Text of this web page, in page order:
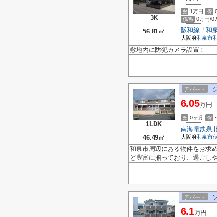
3K
56.81㎡
敷 1万円 保
償/敷 0万円/0
阪和線 「 和
大阪府和泉市
敷地内に防犯カメラ設置！
1LDK
46.49㎡
アパート
6.05万円
敷 0ヶ月 保 -
南海電鉄泉
大阪府和泉市
和泉市周辺にある物件をお求
ど豊富に揃っており、過ごし
アパート
6.1万円